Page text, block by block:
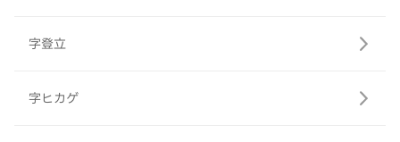
字登立
字ヒカゲ